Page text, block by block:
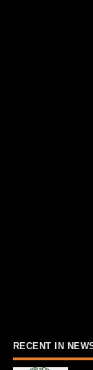
RECENT IN